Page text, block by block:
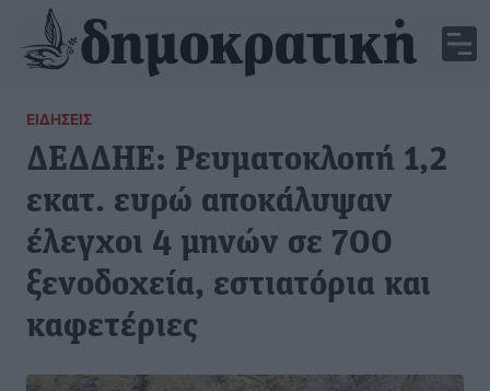
ΕΙΔΉΣΕΙΣ
ΔΕΔΔΗΕ: Ρευματοκλοπή 1,2
εκατ. ευρώ αποκάλυψαν
έλεγχοι 4 μηνών σε 700
ξενοδοχεία, εστιατόρια και
καφετέριες